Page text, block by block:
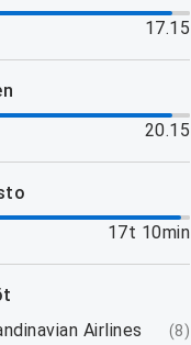
17.15
20.15
17t 10min
Airlines
(8)